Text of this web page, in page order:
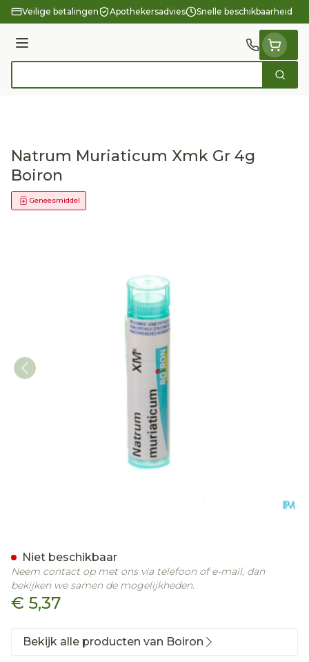
Ga naar de inhoud
Veilige betalingen Apothekersadvies Snelle beschikbaarheid
Menu
Zoek
Natrum Muriaticum Xmk Gr 4g
Boiron
Geneesmiddel
€ 5,37
Niet beschikbaar
Neem contact op met ons via telefoon of e-mail, dan
bekijken we samen de mogelijkheden.
Bekijk alle producten van Boiron